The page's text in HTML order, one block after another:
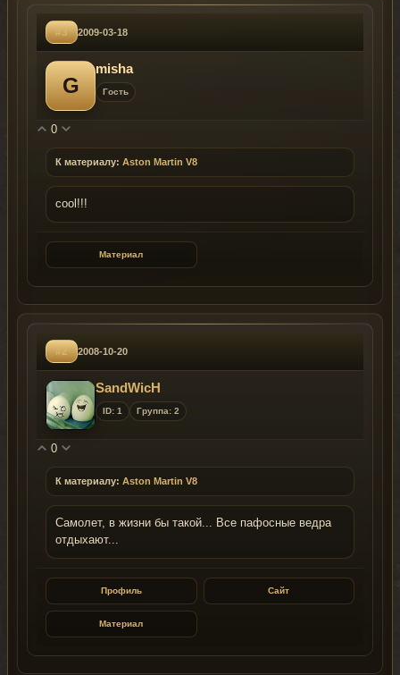
#3 2009-03-18
G
misha
Гость
0
К материалу: Aston Martin V8
cool!!!
Материал
#2 2008-10-20
SandWicH
ID: 1 Группа: 2
0
К материалу: Aston Martin V8
Самолет, в жизни бы такой... Все пафосные ведра
отдыхают...
Профиль Сайт
Материал